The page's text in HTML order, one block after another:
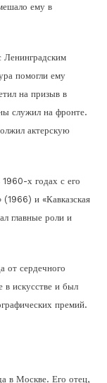
ему в
Ленинградским
помогли ему
на призыв в
служил на фронте.
актерскую
х годах с его
(1966) и «Кавказская
главные роли и
от сердечного
в искусстве и был
премий.
в Москве. Его отец,